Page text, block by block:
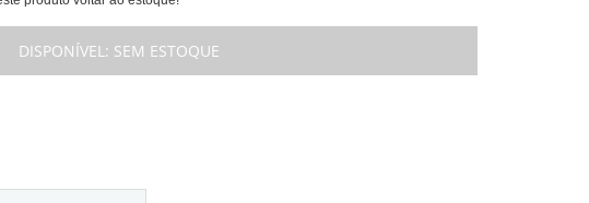
DISPONÍVEL: SEM ESTOQUE